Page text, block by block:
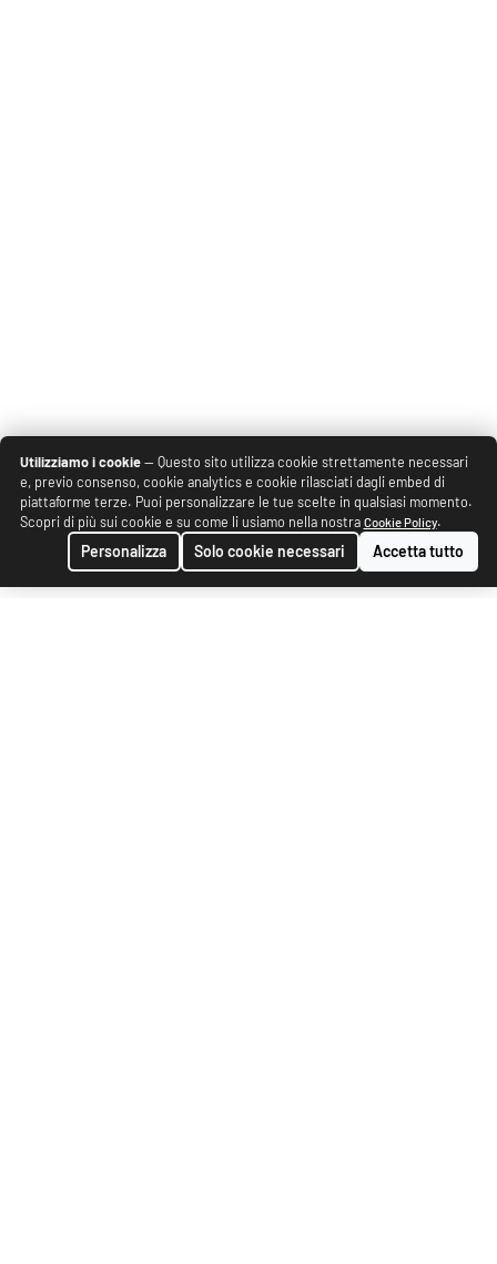
Utilizziamo i cookie— Questo sito utilizza cookie strettamente necessari
e, previo consenso, cookie analytics e cookie rilasciati dagli embed di
piattaforme terze. Puoi personalizzare le tue scelte in qualsiasi momento.
Scopri di più sui cookie e su come li usiamo nella nostra Cookie Policy.
Personalizza Solo cookie necessari Accetta tutto